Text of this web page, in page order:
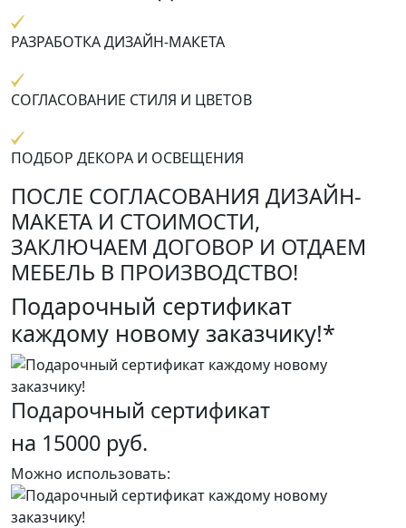
РАЗРАБОТКА ДИЗАЙН-МАКЕТА
СОГЛАСОВАНИЕ СТИЛЯ И ЦВЕТОВ
ПОДБОР ДЕКОРА И ОСВЕЩЕНИЯ
ПОСЛЕ СОГЛАСОВАНИЯ ДИЗАЙН-
МАКЕТА И СТОИМОСТИ,
ЗАКЛЮЧАЕМ ДОГОВОР И ОТДАЕМ
МЕБЕЛЬ В ПРОИЗВОДСТВО!
Подарочный сертификат
каждому новому заказчику!*
Подарочный сертификат
на 15000 руб.
Можно использовать: